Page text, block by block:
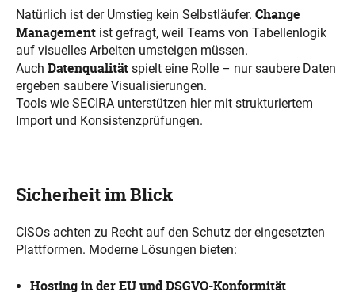
Natürlich ist der Umstieg kein Selbstläufer. Change
Management ist gefragt, weil Teams von Tabellenlogik
auf visuelles Arbeiten umsteigen müssen.
Auch Datenqualität spielt eine Rolle – nur saubere Daten
ergeben saubere Visualisierungen.
Tools wie SECIRA unterstützen hier mit strukturiertem
Import und Konsistenzprüfungen.
Sicherheit im Blick
CISOs achten zu Recht auf den Schutz der eingesetzten
Plattformen. Moderne Lösungen bieten:
Hosting in der EU und DSGVO-Konformität